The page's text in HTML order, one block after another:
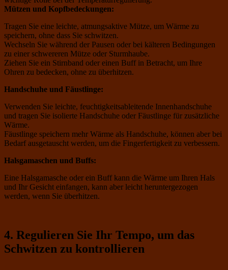
Mützen und Kopfbedeckungen:
Tragen Sie eine leichte, atmungsaktive Mütze, um Wärme zu
speichern, ohne dass Sie schwitzen.
Wechseln Sie während der Pausen oder bei kälteren Bedingungen
zu einer schwereren Mütze oder Sturmhaube.
Ziehen Sie ein Stirnband oder einen Buff in Betracht, um Ihre
Ohren zu bedecken, ohne zu überhitzen.
Handschuhe und Fäustlinge:
Verwenden Sie leichte, feuchtigkeitsableitende Innenhandschuhe
und tragen Sie isolierte Handschuhe oder Fäustlinge für zusätzliche
Wärme.
Fäustlinge speichern mehr Wärme als Handschuhe, können aber bei
Bedarf ausgetauscht werden, um die Fingerfertigkeit zu verbessern.
Halsgamaschen und Buffs:
Eine Halsgamasche oder ein Buff kann die Wärme um Ihren Hals
und Ihr Gesicht einfangen, kann aber leicht heruntergezogen
werden, wenn Sie überhitzen.
4. Regulieren Sie Ihr Tempo, um das
Schwitzen zu kontrollieren